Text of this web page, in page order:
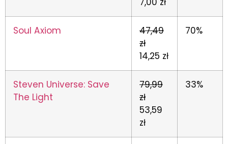
Soul Axiom
47,49
zł
14,25 zł
70%
Steven Universe: Save
The Light
79,99
zł
53,59
zł
33%